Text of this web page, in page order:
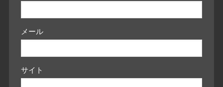
メール
サイト